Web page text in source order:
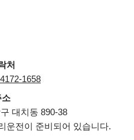
처
1658
소
대치동 890-38
운전이 준비되어 있습니다.